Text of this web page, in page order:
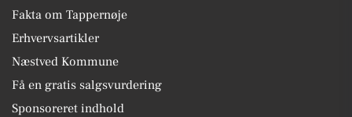
Fakta om Tappernøje
Erhvervsartikler
Næstved Kommune
Få en gratis salgsvurdering
Sponsoreret indhold